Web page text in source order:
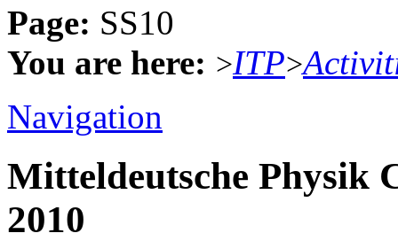
Page: SS10
You are here: >ITP>
Navigation
Mitteldeutsche Physik
2010